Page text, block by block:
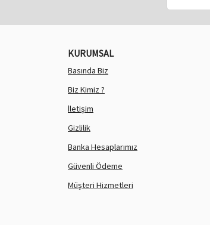
KURUMSAL
Basında Biz
Biz Kimiz ?
İletişim
Gizlilik
Banka Hesaplarımız
Güvenli Ödeme
Müşteri Hizmetleri